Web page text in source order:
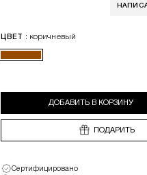
ЦВЕТ : коричневый
ДОБАВИТЬ В КОРЗИНУ
ПОДАРИТЬ
Сертифицировано